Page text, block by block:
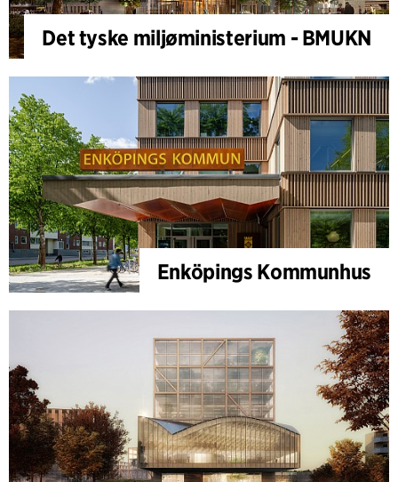
Det tyske miljøministerium - BMUKN
Enköpings Kommunhus